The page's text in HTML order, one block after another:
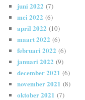
juni 2022 (7)
mei 2022 (6)
april 2022 (10)
maart 2022 (6)
februari 2022 (6)
januari 2022 (9)
december 2021 (6)
november 2021 (8)
oktober 2021 (7)